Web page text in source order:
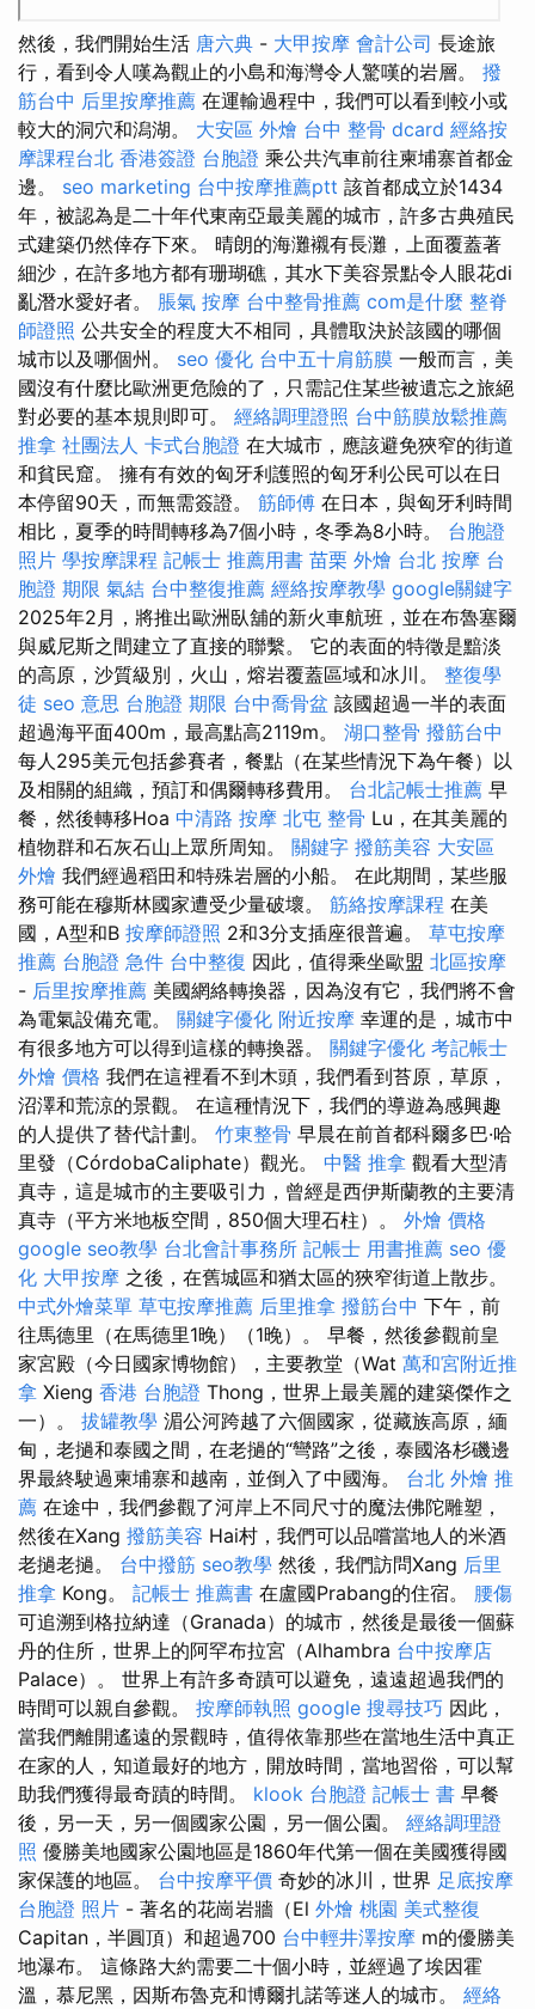
然後，我們開始生活 唐六典 - 大甲按摩 會計公司 長途旅
行，看到令人嘆為觀止的小島和海灣令人驚嘆的岩層。 撥
筋台中 后里按摩推薦 在運輸過程中，我們可以看到較小或
較大的洞穴和潟湖。 大安區 外燴 台中 整骨 dcard 經絡按
摩課程台北 香港簽證 台胞證 乘公共汽車前往柬埔寨首都金
邊。 seo marketing 台中按摩推薦ptt 該首都成立於1434
年，被認為是二十年代東南亞最美麗的城市，許多古典殖民
式建築仍然倖存下來。 晴朗的海灘襯有長灘，上面覆蓋著
細沙，在許多地方都有珊瑚礁，其水下美容景點令人眼花di
亂潛水愛好者。 脹氣 按摩 台中整骨推薦 com是什麼 整脊
師證照 公共安全的程度大不相同，具體取決於該國的哪個
城市以及哪個州。 seo 優化 台中五十肩筋膜 一般而言，美
國沒有什麼比歐洲更危險的了，只需記住某些被遺忘之旅絕
對必要的基本規則即可。 經絡調理證照 台中筋膜放鬆推薦
推拿 社團法人 卡式台胞證 在大城市，應該避免狹窄的街道
和貧民窟。 擁有有效的匈牙利護照的匈牙利公民可以在日
本停留90天，而無需簽證。 筋師傅 在日本，與匈牙利時間
相比，夏季的時間轉移為7個小時，冬季為8小時。 台胞證
照片 學按摩課程 記帳士 推薦用書 苗栗 外燴 台北 按摩 台
胞證 期限 氣結 台中整復推薦 經絡按摩教學 google關鍵字
2025年2月，將推出歐洲臥舖的新火車航班，並在布魯塞爾
與威尼斯之間建立了直接的聯繫。 它的表面的特徵是黯淡
的高原，沙質級別，火山，熔岩覆蓋區域和冰川。 整復學
徒 seo 意思 台胞證 期限 台中喬骨盆 該國超過一半的表面
超過海平面400m，最高點高2119m。 湖口整骨 撥筋台中
每人295美元包括參賽者，餐點（在某些情況下為午餐）以
及相關的組織，預訂和偶爾轉移費用。 台北記帳士推薦 早
餐，然後轉移Hoa 中清路 按摩 北屯 整骨 Lu，在其美麗的
植物群和石灰石山上眾所周知。 關鍵字 撥筋美容 大安區
外燴 我們經過稻田和特殊岩層的小船。 在此期間，某些服
務可能在穆斯林國家遭受少量破壞。 筋絡按摩課程 在美
國，A型和B 按摩師證照 2和3分支插座很普遍。 草屯按摩
推薦 台胞證 急件 台中整復 因此，值得乘坐歐盟 北區按摩
- 后里按摩推薦 美國網絡轉換器，因為沒有它，我們將不會
為電氣設備充電。 關鍵字優化 附近按摩 幸運的是，城市中
有很多地方可以得到這樣的轉換器。 關鍵字優化 考記帳士
外燴 價格 我們在這裡看不到木頭，我們看到苔原，草原，
沼澤和荒涼的景觀。 在這種情況下，我們的導遊為感興趣
的人提供了替代計劃。 竹東整骨 早晨在前首都科爾多巴·哈
里發（CórdobaCaliphate）觀光。 中醫 推拿 觀看大型清
真寺，這是城市的主要吸引力，曾經是西伊斯蘭教的主要清
真寺（平方米地板空間，850個大理石柱）。 外燴 價格
google seo教學 台北會計事務所 記帳士 用書推薦 seo 優
化 大甲按摩 之後，在舊城區和猶太區的狹窄街道上散步。
中式外燴菜單 草屯按摩推薦 后里推拿 撥筋台中 下午，前
往馬德里（在馬德里1晚）（1晚）。 早餐，然後參觀前皇
家宮殿（今日國家博物館），主要教堂（Wat 萬和宮附近推
拿 Xieng 香港 台胞證 Thong，世界上最美麗的建築傑作之
一）。 拔罐教學 湄公河跨越了六個國家，從藏族高原，緬
甸，老撾和泰國之間，在老撾的“彎路”之後，泰國洛杉磯邊
界最終駛過柬埔寨和越南，並倒入了中國海。 台北 外燴 推
薦 在途中，我們參觀了河岸上不同尺寸的魔法佛陀雕塑，
然後在Xang 撥筋美容 Hai村，我們可以品嚐當地人的米酒
老撾老撾。 台中撥筋 seo教學 然後，我們訪問Xang 后里
推拿 Kong。 記帳士 推薦書 在盧國Prabang的住宿。 腰傷
可追溯到格拉納達（Granada）的城市，然後是最後一個蘇
丹的住所，世界上的阿罕布拉宮（Alhambra 台中按摩店
Palace）。 世界上有許多奇蹟可以避免，遠遠超過我們的
時間可以親自參觀。 按摩師執照 google 搜尋技巧 因此，
當我們離開遙遠的景觀時，值得依靠那些在當地生活中真正
在家的人，知道最好的地方，開放時間，當地習俗，可以幫
助我們獲得最奇蹟的時間。 klook 台胞證 記帳士 書 早餐
後，另一天，另一個國家公園，另一個公園。 經絡調理證
照 優勝美地國家公園地區是1860年代第一個在美國獲得國
家保護的地區。 台中按摩平價 奇妙的冰川，世界 足底按摩
台胞證 照片 - 著名的花崗岩牆（El 外燴 桃園 美式整復
Capitan，半圓頂）和超過700 台中輕井澤按摩 m的優勝美
地瀑布。 這條路大約需要二十個小時，並經過了埃因霍
溫，慕尼黑，因斯布魯克和博爾扎諾等迷人的城市。 經絡